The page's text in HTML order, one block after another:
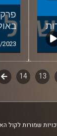
13
14
שמורות לקול